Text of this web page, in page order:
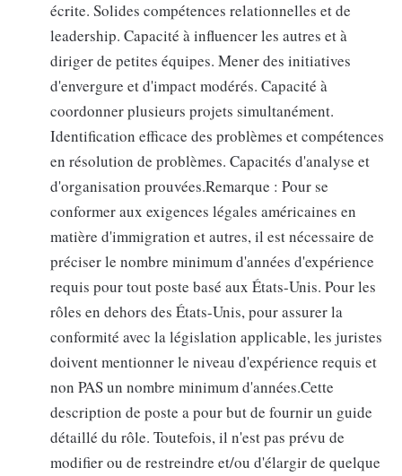
écrite. Solides compétences relationnelles et de
leadership. Capacité à influencer les autres et à
diriger de petites équipes. Mener des initiatives
d'envergure et d'impact modérés. Capacité à
coordonner plusieurs projets simultanément.
Identification efficace des problèmes et compétences
en résolution de problèmes. Capacités d'analyse et
d'organisation prouvées.Remarque : Pour se
conformer aux exigences légales américaines en
matière d'immigration et autres, il est nécessaire de
préciser le nombre minimum d'années d'expérience
requis pour tout poste basé aux États-Unis. Pour les
rôles en dehors des États-Unis, pour assurer la
conformité avec la législation applicable, les juristes
doivent mentionner le niveau d'expérience requis et
non PAS un nombre minimum d'années.Cette
description de poste a pour but de fournir un guide
détaillé du rôle. Toutefois, il n'est pas prévu de
modifier ou de restreindre et/ou d'élargir de quelque